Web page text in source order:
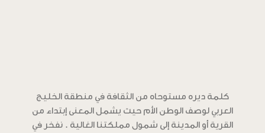
كلمة ديره مستوحاه من الثقافة في منطقة الخليج
العربي لوصف الوطن الأم حيث يشمل المعنى إبتداء من
القرية أو المدينة إلى شمول مملكتنا الغالية . نفخر في